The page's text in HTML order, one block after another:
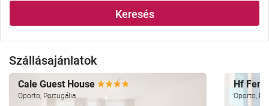
Keresés
Szállásajánlatok
Cale Guest House
Oporto, Portugália
Hf
Oporto,